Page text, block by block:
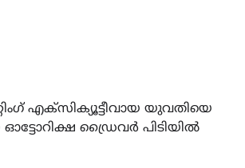
എക്സിക്യൂട്ടീവായ യുവതിയെ
ഡ്രൈവർ പിടിയിൽ